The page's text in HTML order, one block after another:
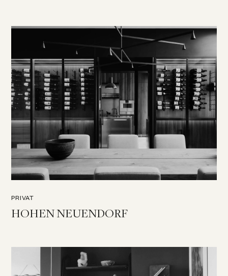
PRIVAT
HOHEN NEUENDORF